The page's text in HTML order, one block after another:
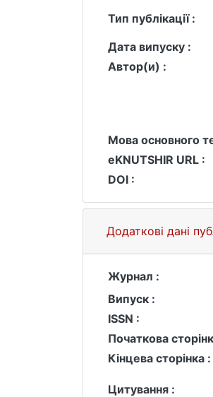
Тип публікації :
Дата випуску :
Автор(и) :
Мова основного
eKNUTSHIR URL :
DOI :
Додаткові дані
Журнал :
Випуск :
ISSN :
Початкова
Кінцева сторінка :
Цитування :